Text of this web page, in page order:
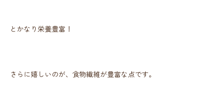
とかなり栄養豊富！
さらに嬉しいのが、食物繊維が豊富な点です。